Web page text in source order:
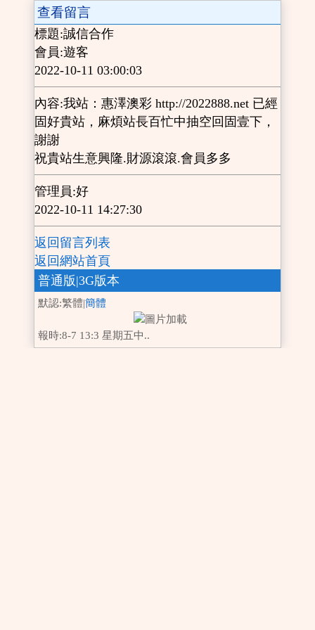
查看留言
標題:誠信合作
會員:遊客
2022-10-11 03:00:03
內容:我站：惠澤澳彩 http://2022888.net 已經
固好貴站，麻煩站長百忙中抽空回固壹下，
謝謝
祝貴站生意興隆.財源滾滾.會員多多
管理員:好
2022-10-11 14:27:30
返回留言列表
返回網站首頁
普通版|3G版本
默認:繁體|簡體
報時:8-7 13:3 星期五